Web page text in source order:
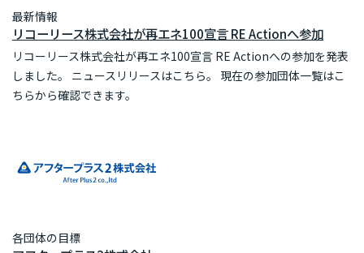
最新情報
リコーリース株式会社が再エネ100宣言 RE Actionへ参加
リコーリース株式会社が再エネ100宣言 RE Actionへの参加を発表
しました。 ニュースリリースはこちら。 現在の参加団体一覧はこ
ちらから確認できます。
各団体の目標